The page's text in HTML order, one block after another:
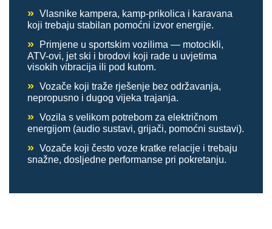
» Vlasnike kampera, kamp-prikolica i karavana
koji trebaju stabilan pomoćni izvor energije.
»
Primjene u sportskim vozilima — motocikli,
ATV-ovi, jet ski i brodovi koji rade u uvjetima
visokih vibracija ili pod kutom.
» Vozače koji traže rješenje bez održavanja,
nepropusno i dugog vijeka trajanja.
» Vozila s velikom potrebom za električnom
energijom (audio sustavi, grijači, pomoćni sustavi).
» Vozače koji često voze kratke relacije i trebaju
snažne, dosljedne performanse pri pokretanju.